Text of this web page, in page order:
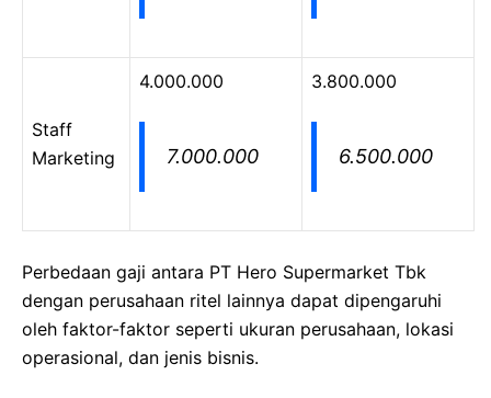
Staff
Marketing
4.000.000
7.000.000
3.800.000
6.500.000
Perbedaan gaji antara PT Hero Supermarket Tbk
dengan perusahaan ritel lainnya dapat dipengaruhi
oleh faktor-faktor seperti ukuran perusahaan, lokasi
operasional, dan jenis bisnis.